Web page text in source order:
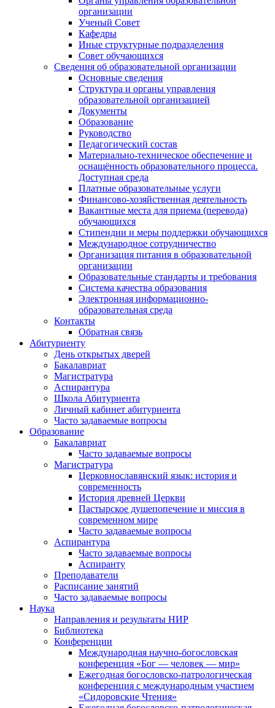
организации
Ученый Совет
Кафедры
Иные структурные подразделения
Совет обучающихся
Сведения об образовательной организации
Основные сведения
Структура и органы управления
образовательной организацией
Документы
Образование
Руководство
Педагогический состав
Материально-техническое обеспечение и
оснащённость образовательного процесса.
Доступная среда
Платные образовательные услуги
Финансово-хозяйственная деятельность
Вакантные места для приема (перевода)
обучающихся
Стипендии и меры поддержки обучающихся
Международное сотрудничество
Организация питания в образовательной
организации
Образовательные стандарты и требования
Система качества образования
Электронная информационно-
образовательная среда
Контакты
Обратная связь
Абитуриенту
День открытых дверей
Бакалавриат
Магистратура
Аспирантура
Школа Абитуриента
Личный кабинет абитуриента
Часто задаваемые вопросы
Образование
Бакалавриат
Часто задаваемые вопросы
Магистратура
Церковнославянский язык: история и
современность
История древней Церкви
Пастырское душепопечение и миссия в
современном мире
Часто задаваемые вопросы
Аспирантура
Часто задаваемые вопросы
Аспиранту
Преподаватели
Расписание занятий
Часто задаваемые вопросы
Наука
Направления и результаты НИР
Библиотека
Конференции
Международная научно-богословская
конференция «Бог — человек — мир»
Ежегодная богословско-патрологическая
конференция с международным участием
«Сидоровские Чтения»